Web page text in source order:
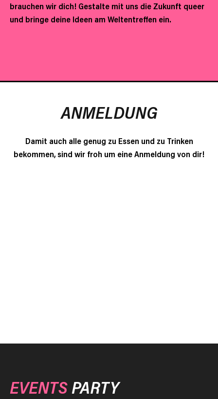
brauchen wir dich! Gestalte mit uns die Zukunft queer
und bringe deine Ideen am Weltentreffen ein.
ANMELDUNG
Damit auch alle genug zu Essen und zu Trinken
bekommen, sind wir froh um eine Anmeldung von dir!
EVENTSPARTY